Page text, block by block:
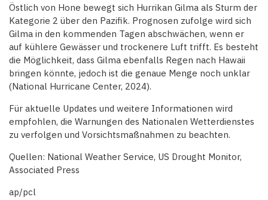
Östlich von Hone bewegt sich Hurrikan Gilma als Sturm der
Kategorie 2 über den Pazifik. Prognosen zufolge wird sich
Gilma in den kommenden Tagen abschwächen, wenn er
auf kühlere Gewässer und trockenere Luft trifft. Es besteht
die Möglichkeit, dass Gilma ebenfalls Regen nach Hawaii
bringen könnte, jedoch ist die genaue Menge noch unklar
(National Hurricane Center, 2024).
Für aktuelle Updates und weitere Informationen wird
empfohlen, die Warnungen des Nationalen Wetterdienstes
zu verfolgen und Vorsichtsmaßnahmen zu beachten.
Quellen: National Weather Service, US Drought Monitor,
Associated Press
ap/pcl